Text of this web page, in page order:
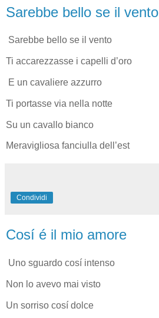
Sarebbe bello se il vento
Sarebbe bello se il vento
Ti accarezzasse i capelli d’oro
E un cavaliere azzurro
Ti portasse via nella notte
Su un cavallo bianco
Meravigliosa fanciulla dell’est
Condividi
Cosí é il mio amore
Uno sguardo cosí intenso
Non lo avevo mai visto
Un sorriso cosí dolce